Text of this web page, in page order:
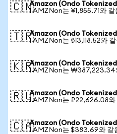
🇨🇳Amazon (Ondo
1 AMZNon는 ¥1,855.71와 같
🇹🇷Amazon (Ondo
1 AMZNon는 ₺13,118.52와
🇰🇷Amazon (Ondo
1 AMZNon는 ₩387,223.34
🇷🇺Amazon (Ondo
1 AMZNon는 ₽22,626.08와
🇨🇦Amazon (Ondo
1 AMZNon는 $383.69와 같